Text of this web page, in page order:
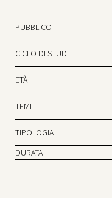
PUBBLICO
CICLO DI STUDI
ETÀ
TEMI
TIPOLOGIA
DURATA